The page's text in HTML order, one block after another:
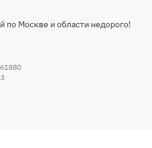
по Москве и области недорого!